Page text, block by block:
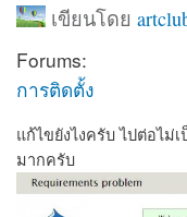
เขียนโดย
Forums:
การติดตั้ง
แก้ไขยังไงครับ ไปต่อไ
มากครับ